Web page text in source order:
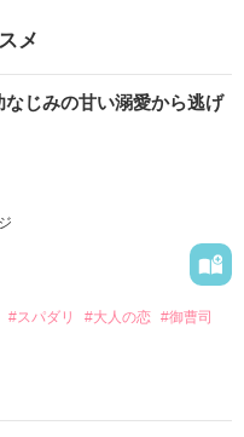
メ
じみの甘い溺愛から逃げ
#スパダリ #大人の恋 #御曹司